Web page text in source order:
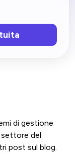
di gestione
settore del
post sul blog.